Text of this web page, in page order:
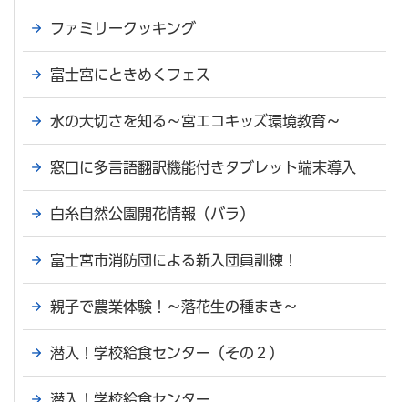
ファミリークッキング
富士宮にときめくフェス
水の大切さを知る～宮エコキッズ環境教育～
窓口に多言語翻訳機能付きタブレット端末導入
白糸自然公園開花情報（バラ）
富士宮市消防団による新入団員訓練！
親子で農業体験！～落花生の種まき～
潜入！学校給食センター（その２）